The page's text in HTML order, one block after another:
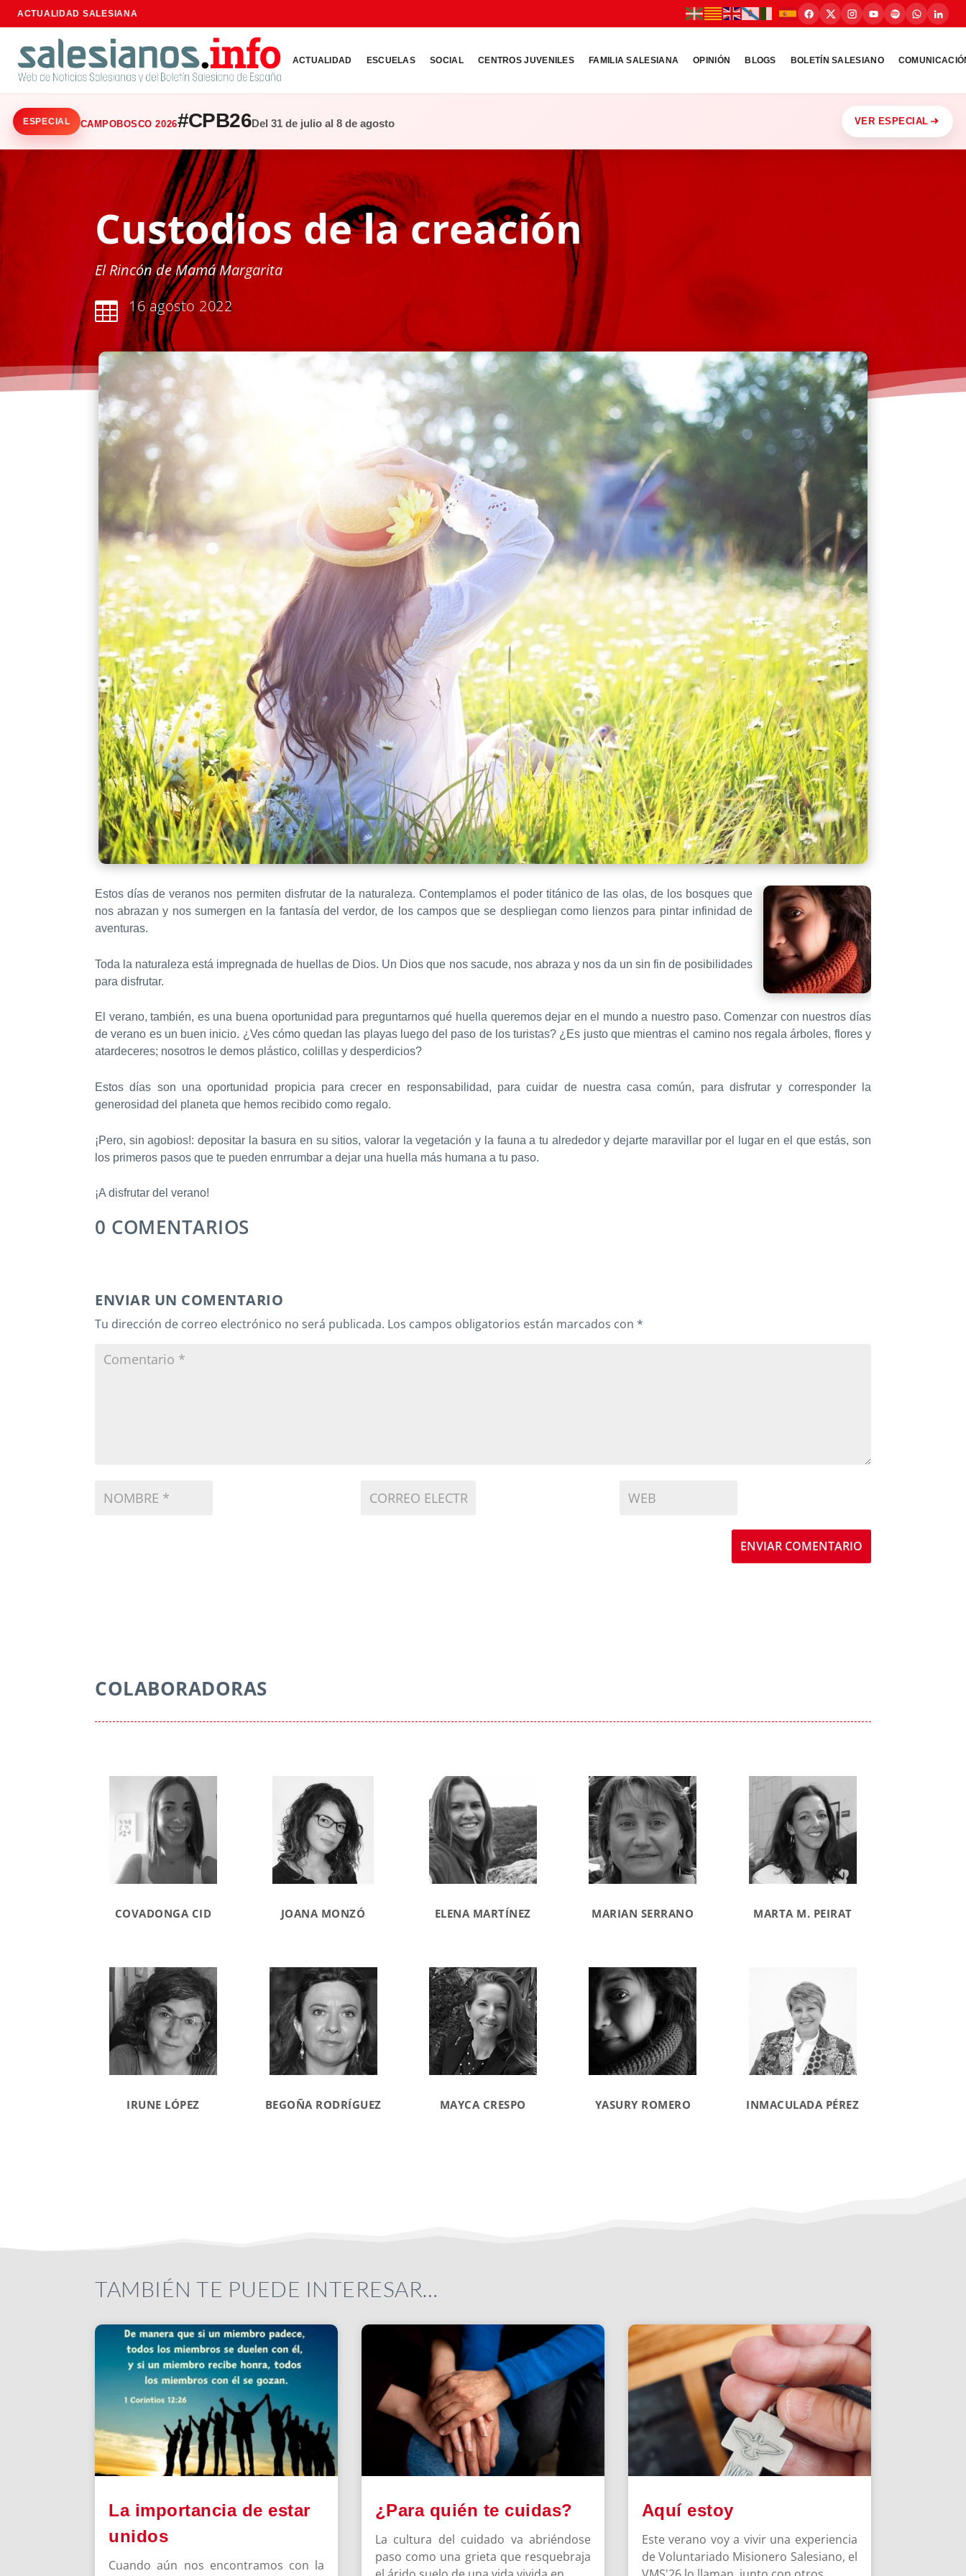
ACTUALIDAD SALESIANA
ACTUALIDAD ESCUELAS SOCIAL CENTROS JUVENILES FAMILIA SALESIANA OPINIÓN BLOGS BOLETÍN SALESIANO
ESPECIAL CAMPOBOSCO 2026#CPB26Del 31 de julio al 8 de agosto VER ESPECIAL
Custodios de la creación
El Rincón de Mamá Margarita
 16 agosto 2022
Estos días de veranos nos permiten disfrutar de la naturaleza. Contemplamos el poder titánico de las olas, de los bosques que
nos abrazan y nos sumergen en la fantasía del verdor, de los campos que se despliegan como lienzos para pintar infinidad de
aventuras.
Toda la naturaleza está impregnada de huellas de Dios. Un Dios que nos sacude, nos abraza y nos da un sin fin de posibilidades
para disfrutar.
El verano, también, es una buena oportunidad para preguntarnos qué huella queremos dejar en el mundo a nuestro paso. Comenzar con nuestros días
de verano es un buen inicio. ¿Ves cómo quedan las playas luego del paso de los turistas? ¿Es justo que mientras el camino nos regala árboles, flores y
atardeceres; nosotros le demos plástico, colillas y desperdicios?
Estos días son una oportunidad propicia para crecer en responsabilidad, para cuidar de nuestra casa común, para disfrutar y corresponder la
generosidad del planeta que hemos recibido como regalo.
¡Pero, sin agobios!: depositar la basura en su sitios, valorar la vegetación y la fauna a tu alrededor y dejarte maravillar por el lugar en el que estás, son
los primeros pasos que te pueden enrrumbar a dejar una huella más humana a tu paso.
¡A disfrutar del verano!
0 COMENTARIOS
ENVIAR UN COMENTARIO
Tu dirección de correo electrónico no será publicada. Los campos obligatorios están marcados con *
ENVIAR COMENTARIO
COLABORADORAS
COVADONGA CID JOANA MONZÓ ELENA MARTÍNEZ MARIAN SERRANO MARTA M. PEIRAT
IRUNE LÓPEZ BEGOÑA RODRÍGUEZ MAYCA CRESPO YASURY ROMERO INMACULADA PÉREZ
TAMBIÉN TE PUEDE INTERESAR…
La importancia de estar
unidos
Cuando aún nos encontramos con la
¿Para quién te cuidas?
La cultura del cuidado va abriéndose
paso como una grieta que resquebraja
Aquí estoy
Este verano voy a vivir una experiencia
de Voluntariado Misionero Salesiano, el